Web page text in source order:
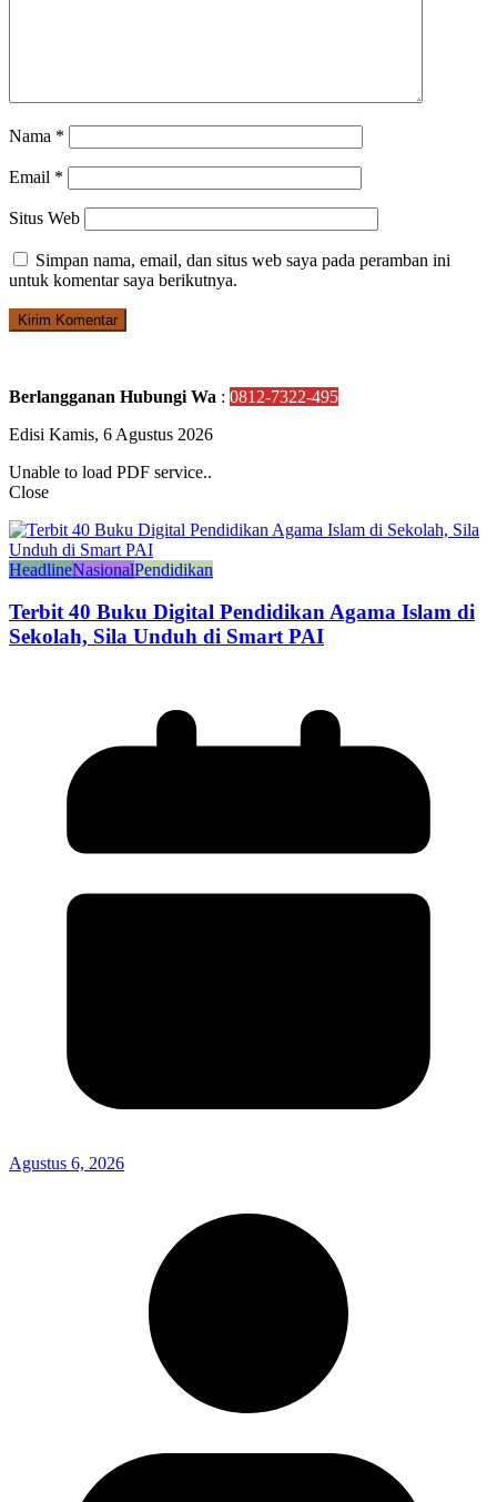
Nama *
Email *
Situs Web
Simpan nama, email, dan situs web saya pada peramban ini
untuk komentar saya berikutnya.
Berlangganan Hubungi Wa : 0812-7322-495
Edisi Kamis, 6 Agustus 2026
Unable to load PDF service..
Close
HeadlineNasionalPendidikan
Terbit 40 Buku Digital Pendidikan Agama Islam di
Sekolah, Sila Unduh di Smart PAI
Agustus 6, 2026